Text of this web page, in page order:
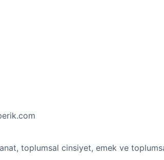
toplumsal cinsiyet, emek ve